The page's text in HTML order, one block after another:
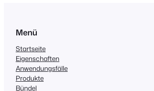
Menü
Startseite
Eigenschaften
Anwendungsfälle
Produkte
Bündel